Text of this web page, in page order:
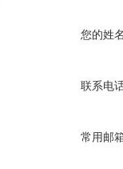
您的姓
联系电
常用邮